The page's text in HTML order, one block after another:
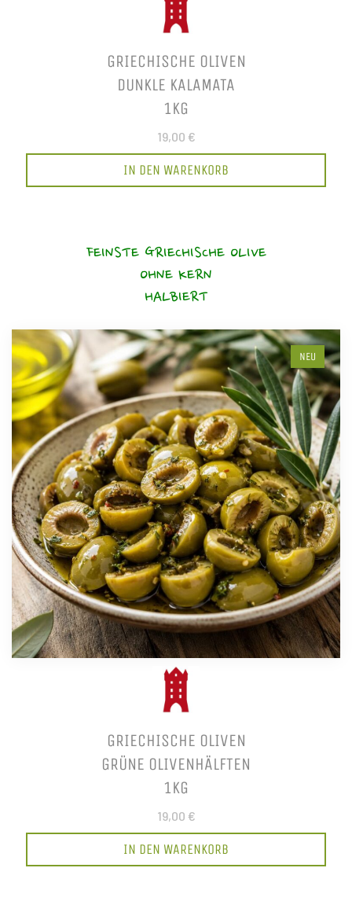
GRIECHISCHE OLIVEN
DUNKLE KALAMATA
1KG
19,00 €
IN DEN WARENKORB
FEINSTE GRIECHISCHE OLIVE
OHNE KERN
HALBIERT
NEU
GRIECHISCHE OLIVEN
GRÜNE OLIVENHÄLFTEN
1KG
19,00 €
IN DEN WARENKORB